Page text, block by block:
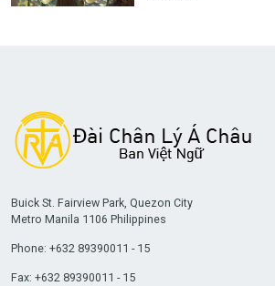
Buick St. Fairview Park, Quezon City
Metro Manila 1106 Philippines
Phone: +632 89390011 - 15
Fax: +632 89390011 - 15